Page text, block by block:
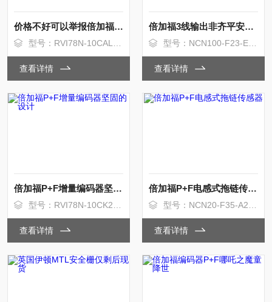
价格不好可以举报倍加福P+F增量编码器
型号：RVI78N-10CALA31N-01000
查看详情
倍加福3线输出非齐平安装传感器
型号：NCN100-F23-E2-V1
查看详情
倍加福P+F增量编码器坚固的设计
型号：RVI78N-10CK2A31N-00600
查看详情
倍加福P+F电感式拖链传感器
型号：NCN20-F35-A2-250-20M-V1
查看详情